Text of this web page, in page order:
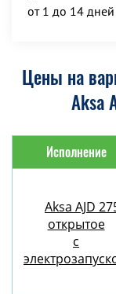
от 1 до 14 дней
Цены на
Aksa
Исполнение
Aksa AJD
открытое
с